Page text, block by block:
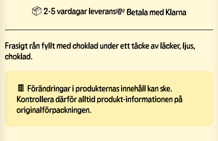
📦 2-5 vardagar leverans💸 Betala med Klarna
Frasigt rån fyllt med choklad under ett täcke av läcker, ljus,
choklad.
🍫 Förändringar i produkternas innehåll kan ske.
Kontrollera därför alltid produkt-informationen på
originalförpackningen.